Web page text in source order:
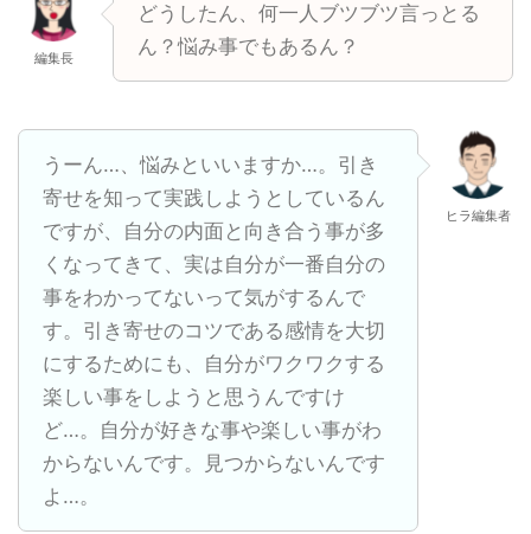
編集長
どうしたん、何一人ブツブツ言っとる
ん？悩み事でもあるん？
うーん…、悩みといいますか…。引き
寄せを知って実践しようとしているん
ですが、自分の内面と向き合う事が多
くなってきて、実は自分が一番自分の
事をわかってないって気がするんで
す。引き寄せのコツである感情を大切
にするためにも、自分がワクワクする
楽しい事をしようと思うんですけ
ど…。自分が好きな事や楽しい事がわ
からないんです。見つからないんです
よ…。
ヒラ編集者